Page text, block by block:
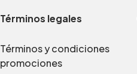
Términos legales
Términos y condiciones
promociones